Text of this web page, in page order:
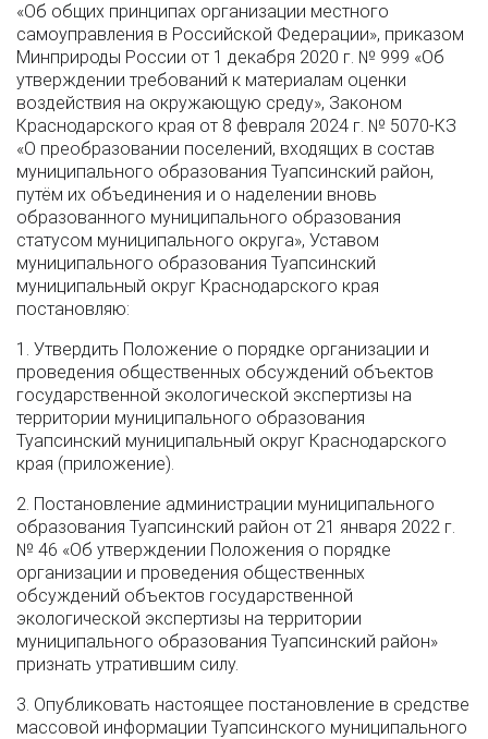
«Об общих принципах организации местного
самоуправления в Российской Федерации», приказом
Минприроды России от 1 декабря 2020 г. № 999 «Об
утверждении требований к материалам оценки
воздействия на окружающую среду», Законом
Краснодарского края от 8 февраля 2024 г. № 5070-КЗ
«О преобразовании поселений, входящих в состав
муниципального образования Туапсинский район,
путём их объединения и о наделении вновь
образованного муниципального образования
статусом муниципального округа», Уставом
муниципального образования Туапсинский
муниципальный округ Краснодарского края
постановляю:
1. Утвердить Положение о порядке организации и
проведения общественных обсуждений объектов
государственной экологической экспертизы на
территории муниципального образования
Туапсинский муниципальный округ Краснодарского
края (приложение).
2. Постановление администрации муниципального
образования Туапсинский район от 21 января 2022 г.
№ 46 «Об утверждении Положения о порядке
организации и проведения общественных
обсуждений объектов государственной
экологической экспертизы на территории
муниципального образования Туапсинский район»
признать утратившим силу.
3. Опубликовать настоящее постановление в средстве
массовой информации Туапсинского муниципального